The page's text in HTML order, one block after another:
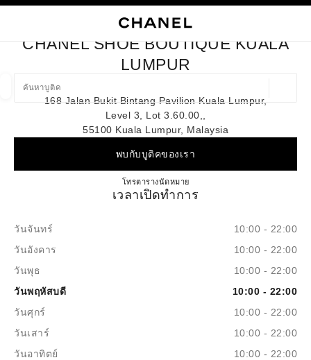
ค้นหาบูติค
ข้อเสนอจะแสดงอยู่ใต้แถบค้นหานี้
0 ข้อเสนอที่มีอยู่
ปิดการ์ดบูติก CHANEL SHOE BOUTIQUE KUALA LUMPUR
CHANEL SHOE BOUTIQUE KUALA
LUMPUR
168 Jalan Bukit Bintang Pavilion Kuala Lumpur,
Level 3, Lot 3.60.00,,
55100 Kuala Lumpur, Malaysia
พบกับบูติคของเรา
โทร1-800-813-997
ตารางนัดหมายCHANEL SHOE BOUTIQUE
เวลาเปิดทำการ
วันจันทร์
10:00 - 22:00
วันอังคาร
10:00 - 22:00
วันพุธ
10:00 - 22:00
วันพฤหัสบดี
10:00 - 22:00
วันศุกร์
10:00 - 22:00
วันเสาร์
10:00 - 22:00
วันอาทิตย์
10:00 - 22:00